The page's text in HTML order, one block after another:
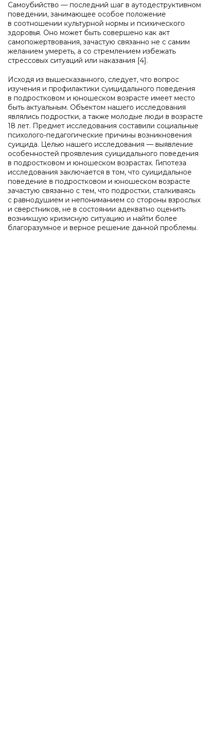
Самоубийство — последний шаг в аутодеструктивном
поведении, занимающее особое положение
в соотношении культурной нормы и психического
здоровья. Оно может быть совершено как акт
самопожертвования, зачастую связанно не с самим
желанием умереть, а со стремлением избежать
стрессовых ситуаций или наказания [4].
Исходя из вышесказанного, следует, что вопрос
изучения и профилактики суицидального поведения
в подростковом и юношеском возрасте имеет место
быть актуальным. Объектом нашего исследования
являлись подростки, а также молодые люди в возрасте
18 лет. Предмет исследования составили социальные
психолого-педагогические причины возникновения
суицида. Целью нашего исследования — выявление
особенностей проявления суицидального поведения
в подростковом и юношеском возрастах. Гипотеза
исследования заключается в том, что суицидальное
поведение в подростковом и юношеском возрасте
зачастую связанно с тем, что подростки, сталкиваясь
с равнодушием и непониманием со стороны взрослых
и сверстников, не в состоянии адекватно оценить
возникшую кризисную ситуацию и найти более
благоразумное и верное решение данной проблемы.